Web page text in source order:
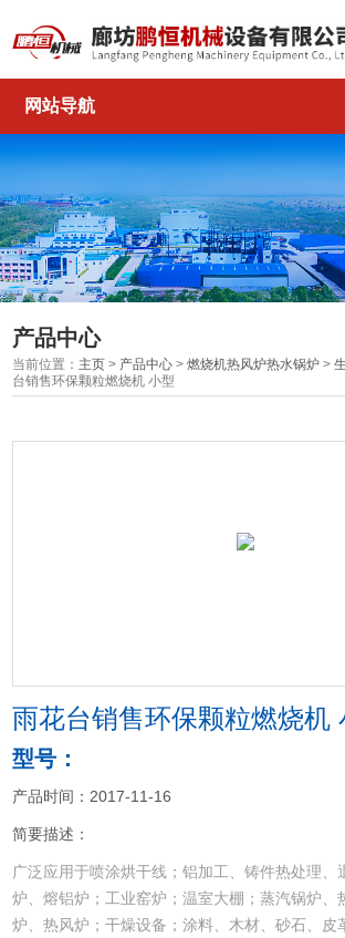
网站导航
产品中心
当前位置： 主页 > 产品中心 >燃烧机热风炉热水锅炉 >
台销售环保颗粒燃烧机 小型
雨花台销售环保颗粒燃烧机
型号：
产品时间：2017-11-16
简要描述：
广泛应用于喷涂烘干线；铝加工、铸件热处理、
炉、熔铝炉；工业窑炉；温室大棚；蒸汽锅炉、
炉、热风炉；干燥设备；涂料、木材、砂石、皮